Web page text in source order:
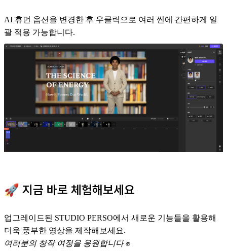
AI 휴먼 옵션을 변경한 후 우클릭으로 여러 씬에 간편하게 일
괄 적용 가능합니다.
🚀 지금 바로 체험해보세요
업그레이드된 STUDIO PERSO에서 새로운 기능들을 활용해
더욱 풍부한 영상을 제작해보세요.
여러분의 창작 여정을 응원합니다✊